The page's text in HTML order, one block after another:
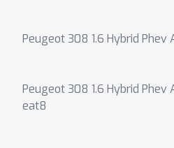
Peugeot 308 1.6 Hybrid
Peugeot 308 1.6 Hybrid Phev
eat8